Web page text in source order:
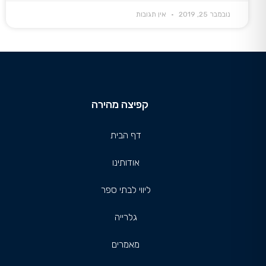
נובמבר 25, 2019 אין תגובות
קפיצה מהירה
דף הבית
אודותינו
ליווי לבתי ספר
גלרייה
מאמרים